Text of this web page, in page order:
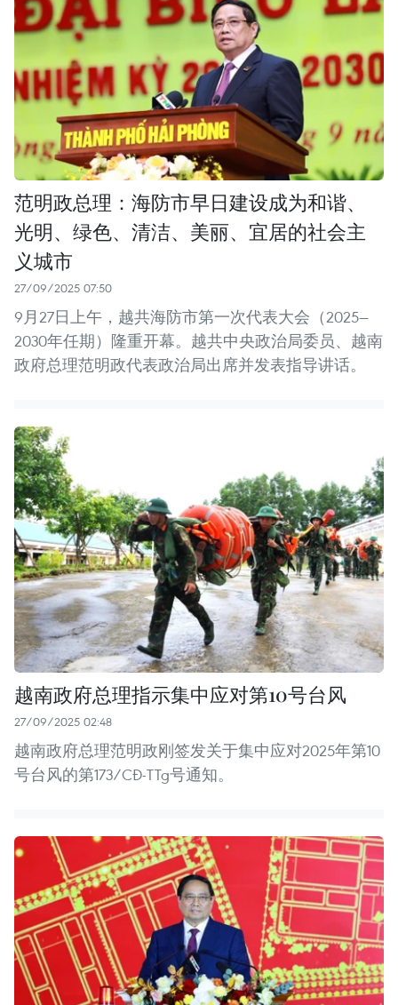
范明政总理：海防市早日建设成为和谐、
光明、绿色、清洁、美丽、宜居的社会主
义城市
27/09/2025 07:50
9月27日上午，越共海防市第一次代表大会（2025—
2030年任期）隆重开幕。越共中央政治局委员、越南
政府总理范明政代表政治局出席并发表指导讲话。
越南政府总理指示集中应对第10号台风
27/09/2025 02:48
越南政府总理范明政刚签发关于集中应对2025年第10
号台风的第173/CĐ-TTg号通知。